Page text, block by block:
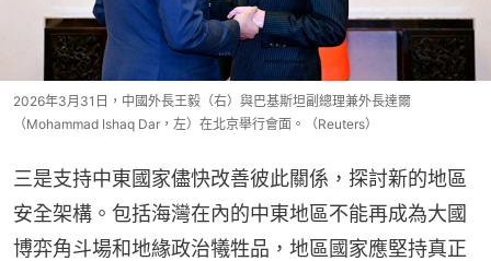
2026年3月31日，中國外長王毅（右）與巴基斯坦副總理兼外長達爾
（Mohammad Ishaq Dar，左）在北京舉行會面。（Reuters）
三是支持中東國家儘快改善彼此關係，探討新的地區
安全架構。包括海灣在內的中東地區不能再成為大國
博弈角斗場和地緣政治犧牲品，地區國家應堅持真正